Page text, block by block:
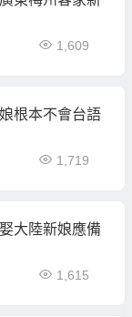
1,609
根本不會台語
1,719
大陸新娘應備
1,615